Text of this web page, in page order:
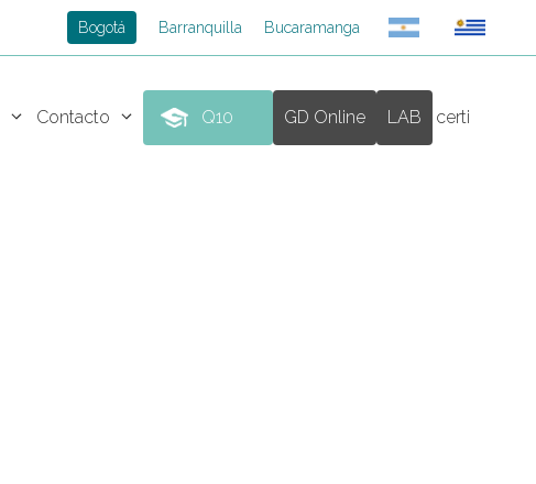
Bogotá Barranquilla Bucaramanga
Contacto Q10 GD Online LAB certi